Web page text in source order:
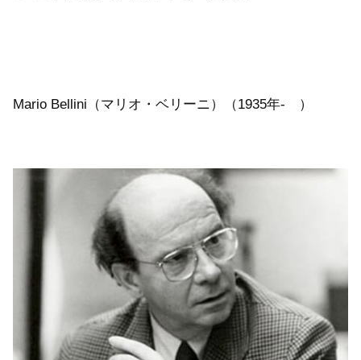
Mario Bellini（マリオ・ベリーニ）（1935年- ）